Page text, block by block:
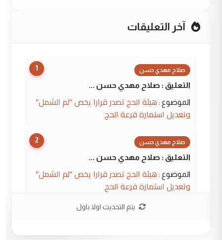
آخر التعليقات
1 صلاح مهدي حسن
التعليق : صلاح مهدي حسن ...
الموضوع : هيئة الحج تصدر قرارا يخص "لم الشمل"
وتعديل استمارة قرعة الحج
2 صلاح مهدي حسن
التعليق : صلاح مهدي حسن ...
الموضوع : هيئة الحج تصدر قرارا يخص "لم الشمل"
وتعديل استمارة قرعة الحج
يتم التحديث اولا باول